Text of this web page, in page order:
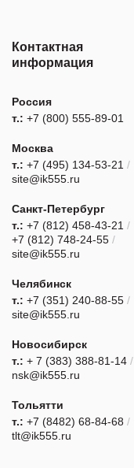
Контактная
информация
Россия
т.: +7 (800) 555-89-01
Москва
т.: +7 (495) 134-53-21 /
site@ik555.ru
Санкт-Петербург
т.: +7 (812) 458-43-21 /
+7 (812) 748-24-55 /
site@ik555.ru
Челябинск
т.: +7 (351) 240-88-55 /
site@ik555.ru
Новосибирск
т.: + 7 (383) 388-81-14 /
nsk@ik555.ru
Тольятти
т.: +7 (8482) 68-84-68 /
tlt@ik555.ru